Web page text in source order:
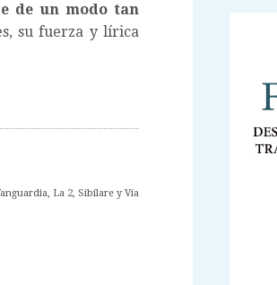
de un modo tan
su fuerza y lírica
La 2, Sibilare y Vía